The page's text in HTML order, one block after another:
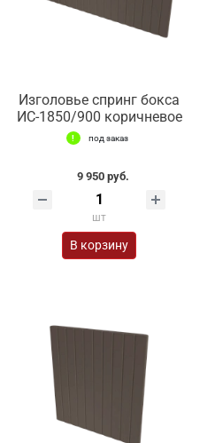
Изголовье спринг бокса
ИС-1850/900 коричневое
под заказ
9 950 руб.
шт
В корзину